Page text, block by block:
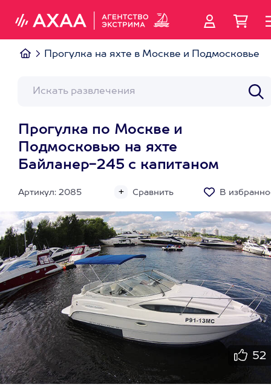
Прогулка на яхте в Москве и Подмосковье
Прогулка по Москве и
Подмосковью на яхте
Байланер-245 с капитаном
Артикул: 2085 Сравнить В
52